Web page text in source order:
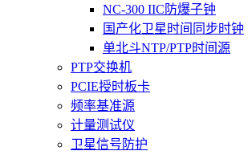
NC-300 IIC防爆子钟
国产化卫星时间同步时钟
单北斗NTP/PTP时间源
PTP交换机
PCIE授时板卡
频率基准源
计量测试仪
卫星信号防护